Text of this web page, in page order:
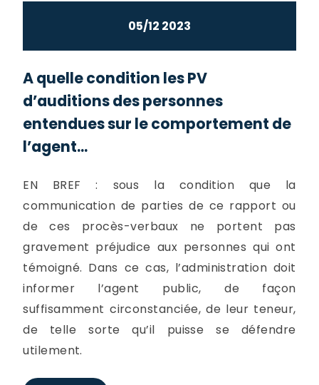
05/12 2023
A quelle condition les PV
d’auditions des personnes
entendues sur le comportement de
l’agent...
EN BREF : sous la condition que la
communication de parties de ce rapport ou
de ces procès-verbaux ne portent pas
gravement préjudice aux personnes qui ont
témoigné. Dans ce cas, l’administration doit
informer l’agent public, de façon
suffisamment circonstanciée, de leur teneur,
de telle sorte qu’il puisse se défendre
utilement.